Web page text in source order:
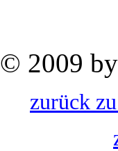
© 2009
zurück